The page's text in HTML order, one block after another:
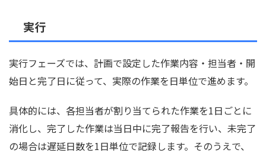
実行
実行フェーズでは、計画で設定した作業内容・担当者・開
始日と完了日に従って、実際の作業を日単位で進めます。
具体的には、各担当者が割り当てられた作業を1日ごとに
消化し、完了した作業は当日中に完了報告を行い、未完了
の場合は遅延日数を1日単位で記録します。そのうえで、